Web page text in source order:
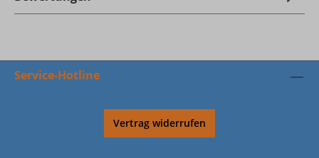
Service-Hotline
Vertrag widerrufen